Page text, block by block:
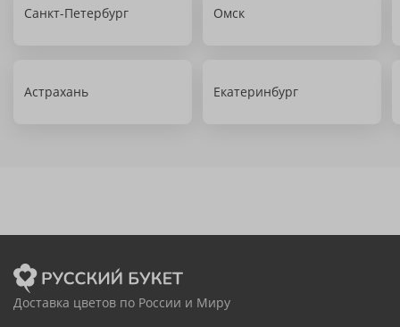
Санкт-Петербург Омск
Астрахань Екатеринбург
Доставка цветов по России и Миру